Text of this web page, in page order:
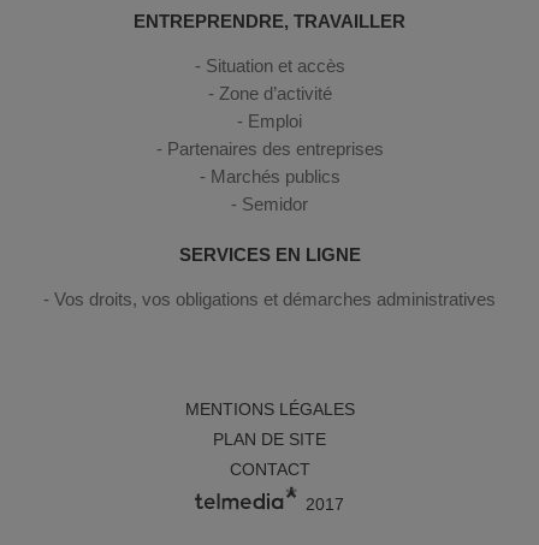
ENTREPRENDRE, TRAVAILLER
Situation et accès
Zone d’activité
Emploi
Partenaires des entreprises
Marchés publics
Semidor
SERVICES EN LIGNE
Vos droits, vos obligations et démarches administratives
MENTIONS LÉGALES
PLAN DE SITE
CONTACT
2017